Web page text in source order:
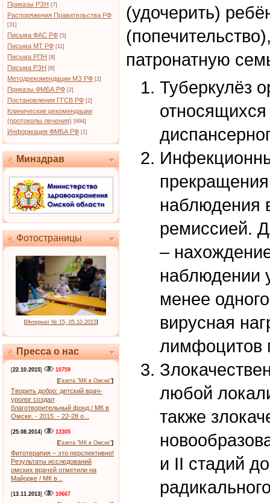
Приказы РЗН [7]
Распоряжения Правительства РФ
[31]
Письма ФАС РФ [5]
Письма МТ РФ [11]
Письма РПН [8]
Письма РЗН [6]
Методрекомендации МЗ РФ [2]
Приказы ФМБА РФ [2]
Постановления ГГСВ РФ [2]
Клинические рекомендации
(протоколы лечения) [694]
Информация ФМБА РФ [1]
Минздрав
Фотостраницы
[Интернат № 15, 05.10.2015]
Пресса о нас
[22.10.2015]
10759
[Газета "МК в Омске"]
Творить добро: детский врач-
уролог создал
благотворительный фонд / МК в
Омске. - 2015. - 22-28 о...
[25.08.2014]
13305
[Газета "МК в Омске"]
Фитотерапия – это перспективно!
Результаты исследований
омских врачей отметили на
Майорке / МК в...
[13.11.2013]
10667
(удочерить)
патронатную
Туберкулёз
наблюдения
ремиссией.
–
наблюдении
менее
вирусная
лимфоцитов
любой
также
и II стадий